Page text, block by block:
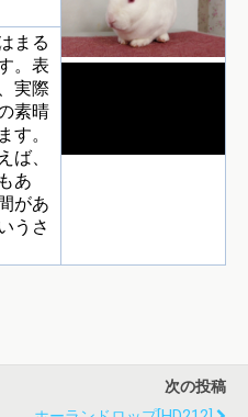
まる
。表
実際
素晴
す。
ば、
あ
があ
うさ
次の投稿